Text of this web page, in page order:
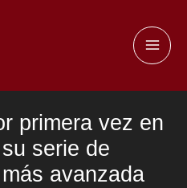
primera vez en
serie de
avanzada